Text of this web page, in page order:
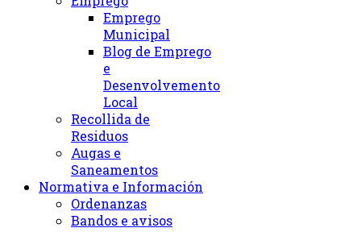
Emprego
Municipal
Blog de Emprego
e
Desenvolvemento
Local
Recollida de
Residuos
Augas e
Saneamentos
Normativa e Información
Ordenanzas
Bandos e avisos